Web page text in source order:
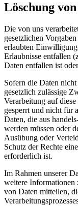
Löschung
Die von uns
gesetzlichen
erlaubten
Erlaubnisse entfallen
Daten entfallen ist
Sofern die Daten
gesetzlich zulässige
Verarbeitung auf
gesperrt und nicht für
Daten, die aus
werden müssen oder
Ausübung oder
Schutz der Rechte
erforderlich ist.
Im Rahmen unserer
weitere Informationen
von Daten mitteilen,